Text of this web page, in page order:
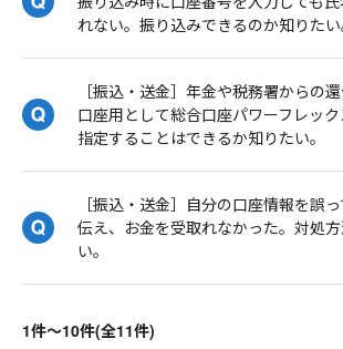
れない。振り込みできるのか知りたい
［振込・送金］年金や税務署からの
口座用として総合口座パワーフレッ
指定することはできるか知りたい。
［振込・送金］自分の口座情報を誤
伝え、お金を受取れなかった。対処
い。
1件～10件(全11件)